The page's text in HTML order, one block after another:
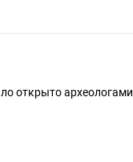
открыто археологами